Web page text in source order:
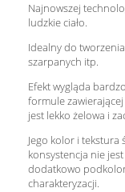
Najnowszej
ludzkie ciało.
Idealny do
szarpanych itp.
Efekt wygląda
formule
jest lekko żelowa i
Jego kolor i tekstura
konsystencja nie
dodatkowo
charakteryzacji.